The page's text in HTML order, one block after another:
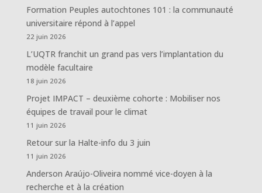
Formation Peuples autochtones 101 : la communauté
universitaire répond à l’appel
22 juin 2026
L’UQTR franchit un grand pas vers l’implantation du
modèle facultaire
18 juin 2026
Projet IMPACT – deuxième cohorte : Mobiliser nos
équipes de travail pour le climat
11 juin 2026
Retour sur la Halte-info du 3 juin
11 juin 2026
Anderson Araújo-Oliveira nommé vice-doyen à la
recherche et à la création